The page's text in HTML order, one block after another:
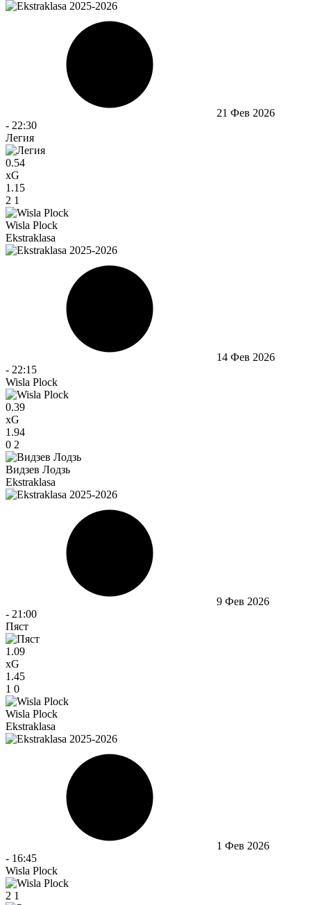
21 Фев 2026
- 22:30
Легия
0.54
xG
1.15
2 1
Wisla Plock
Ekstraklasa
14 Фев 2026
- 22:15
Wisla Plock
0.39
xG
1.94
0 2
Видзев Лодзь
Ekstraklasa
9 Фев 2026
- 21:00
Пяст
1.09
xG
1.45
1 0
Wisla Plock
Ekstraklasa
1 Фев 2026
- 16:45
Wisla Plock
2 1